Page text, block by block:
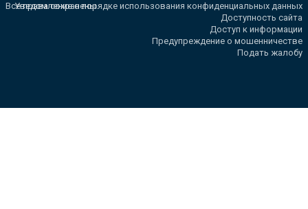
Все права сохранены.
Уведомление о порядке использования конфиденциальных данных
Доступность сайта
Доступ к информации
Предупреждение о мошенничестве
Подать жалобу